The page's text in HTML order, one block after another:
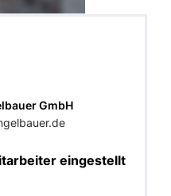
GmbH
eingestellt